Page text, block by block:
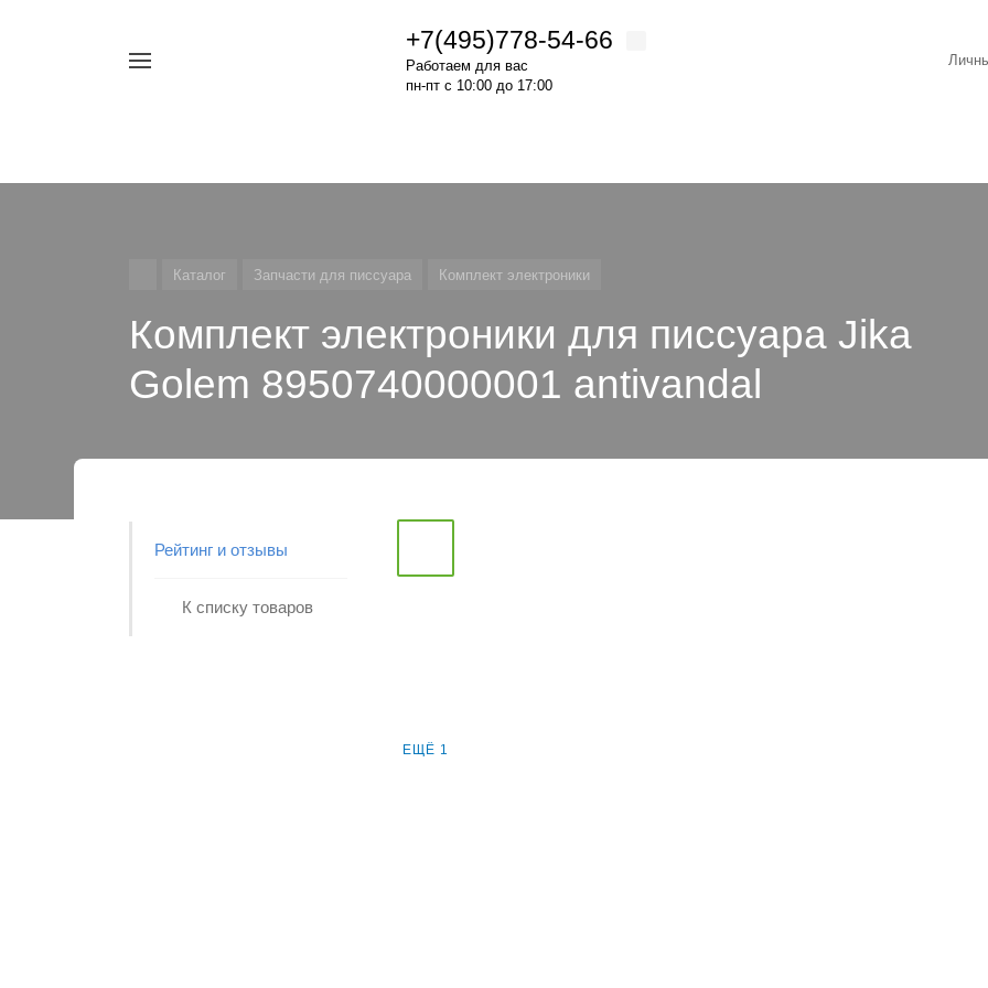
+7(495)778-54-66
Работаем для вас
пн-пт с 10:00 до 17:00
Каталог Запчасти для писсуара Комплект электроники
Комплект электроники для писсуара Jika
Golem 8950740000001 antivandal
Рейтинг и отзывы
К списку товаров
ЕЩЁ 1